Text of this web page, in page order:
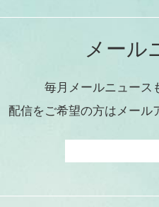
メール
毎月メールニュース
配信をご希望の方はメール